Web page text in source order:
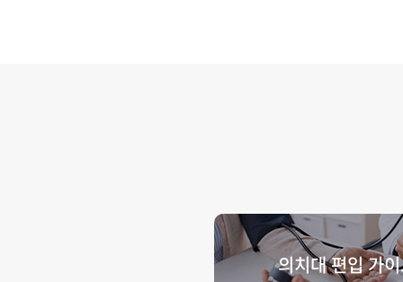
의치대 편입 가